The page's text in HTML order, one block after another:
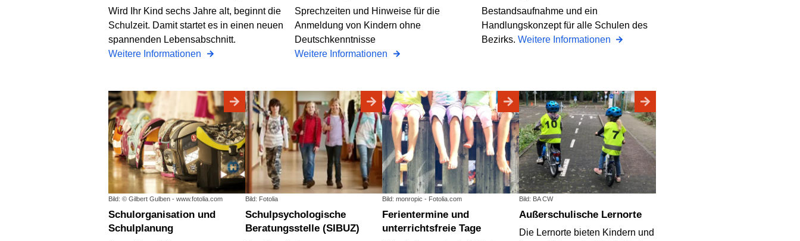
Wird Ihr Kind sechs Jahre alt, beginnt die
Schulzeit. Damit startet es in einen neuen
spannenden Lebensabschnitt.
Weitere Informationen
Sprechzeiten und Hinweise für die
Anmeldung von Kindern ohne
Deutschkenntnisse
Weitere Informationen
Bestandsaufnahme und ein
Handlungskonzept für alle Schulen des
Bezirks. Weitere Informationen
Bild: © Gilbert Gulben - www.fotolia.com
Schulorganisation und
Schulplanung
Bild: Fotolia
Schulpsychologische
Beratungsstelle (SIBUZ)
Bild: monropic - Fotolia.com
Ferientermine und
unterrichtsfreie Tage
Bild: BA CW
Außerschulische Lernorte
Die Lernorte bieten Kindern und